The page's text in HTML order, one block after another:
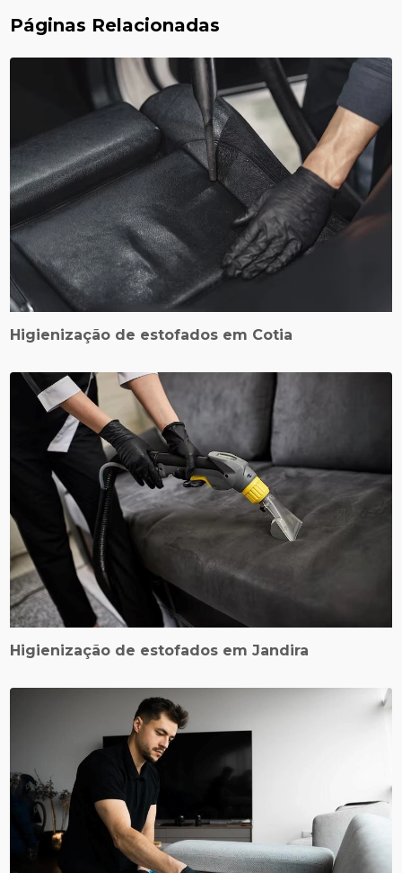
Páginas Relacionadas
Higienização de estofados em Cotia
Higienização de estofados em Jandira